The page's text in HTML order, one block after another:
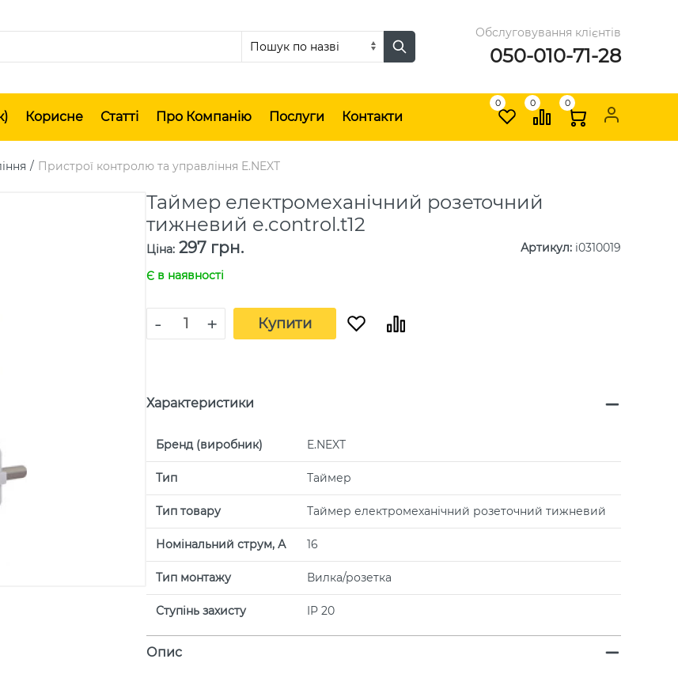
Обслуговування клієнтів
050-010-71-28
Корисне Статті Про Компанію Послуги Контакти
0 0 0
Пристрої контролю та управління E.NEXT
Таймер електромеханічний розеточний
тижневий e.control.t12
Ціна: 297 грн. Артикул: i0310019
Є в наявності
- + Купити
Характеристики
Бренд (виробник) E.NEXT
Тип Таймер
Тип товару Таймер електромеханічний розеточний тижневий
Номінальний струм, А 16
Тип монтажу Вилка/розетка
Ступінь захисту IP 20
Опис